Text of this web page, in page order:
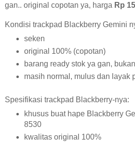
gan.. original copotan ya, harga Rp
Kondisi trackpad Blackberry Gemini
seken
original 100% (copotan)
barang ready stok ya gan,
masih normal, mulus dan layak
Spesifikasi trackpad Blackberry-nya:
khusus buat hape Blackberry
8530
kwalitas original 100%